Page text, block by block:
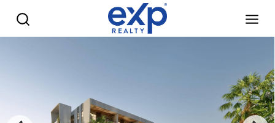
Condo-Hotel en Punta Cana con Alta Rentabilidad - eXp